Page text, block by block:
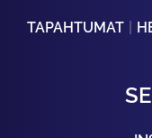
TAPAHTUMAT